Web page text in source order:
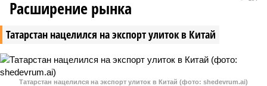
Татарстан нацелился на экспорт улиток в Китай
Расширение рынка
Татарстан нацелился на экспорт улиток в Китай (фото: shedevrum.ai)